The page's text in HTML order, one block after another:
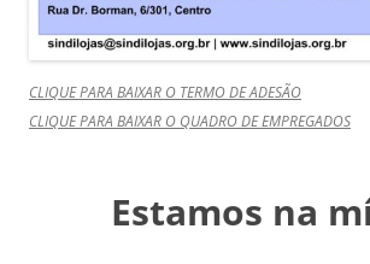
CLIQUE PARA BAIXAR O TERMO DE ADESÃO
CLIQUE PARA BAIXAR O QUADRO DE EMPREGADOS
Estamos na